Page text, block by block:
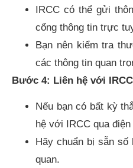
IRCC có thể gửi
cổng thông tin trực
Bạn nên kiểm tra
các thông tin quan
Bước 4: Liên hệ với IRCC
Nếu bạn có bất kỳ
hệ với IRCC qua
Hãy chuẩn bị sẵn
quan.